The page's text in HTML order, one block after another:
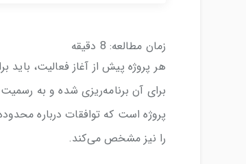
زمان مطالعه: 8 دقیقه
هر پروژه پیش از آغاز فعالیت،
برای آن برنامه‌ریزی شده و به
پروژه است که توافقات درباره
را نیز مشخص می‌کند.